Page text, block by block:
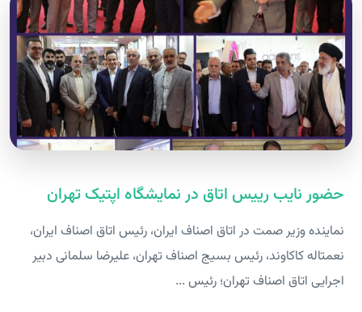
حضور نایب رییس اتاق در نمایشگاه اپتیک تهران
نماینده وزیر صمت در اتاق اصناف ایران، رئیس اتاق اصناف ایران،
نعمت‎اله کاکاوند، رئیس بسیج اصناف تهران، علیرضا سلمانی دبیر
اجرایی اتاق اصناف تهران؛ رئیس ...